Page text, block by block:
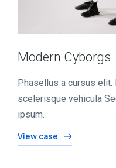
Modern Cyborgs
Phasellus a cursus
scelerisque vehicula
ipsum.
View case